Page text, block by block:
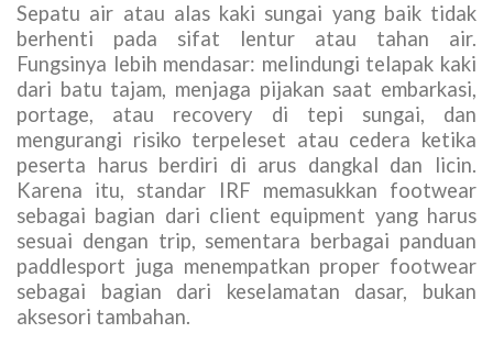
Sepatu air atau alas kaki sungai yang baik tidak
berhenti pada sifat lentur atau tahan air.
Fungsinya lebih mendasar: melindungi telapak kaki
dari batu tajam, menjaga pijakan saat embarkasi,
portage, atau recovery di tepi sungai, dan
mengurangi risiko terpeleset atau cedera ketika
peserta harus berdiri di arus dangkal dan licin.
Karena itu, standar IRF memasukkan footwear
sebagai bagian dari client equipment yang harus
sesuai dengan trip, sementara berbagai panduan
paddlesport juga menempatkan proper footwear
sebagai bagian dari keselamatan dasar, bukan
aksesori tambahan.